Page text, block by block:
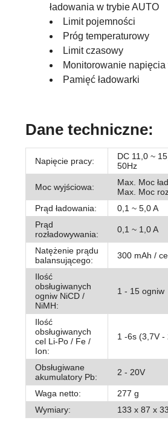
ładowania w trybie AUTO
Limit pojemności
Próg temperaturowy
Limit czasowy
Monitorowanie
Pamięć ładowarki
Dane techniczne:
Napięcie pracy:
DC 11,0 ~
50Hz
Moc wyjściowa:
Max. Moc
Max. Moc
Prąd ładowania:
0,1 ~ 5,0 A
Prąd
rozładowywania:
0,1 ~ 1,0 A
Natężenie prądu
balansującego:
300 mAh /
Ilość
obsługiwanych
ogniw NiCD /
NiMH:
1 - 15 ogniw
Ilość
obsługiwanych
cel Li-Po / Fe /
Ion:
1 -6s (3,7V -
Obsługiwane
akumulatory Pb:
2 - 20V
Waga netto:
277 g
Wymiary:
133 x 87 x